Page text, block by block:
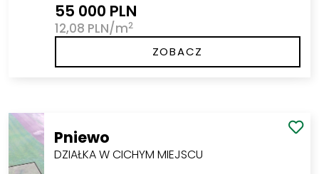
55 000 PLN
12,08 PLN/m2
ZOBACZ
Pniewo
DZIAŁKA W CICHYM MIEJSCU